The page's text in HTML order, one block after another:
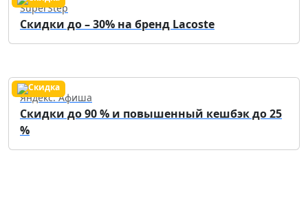
SuperStep
Скидки до – 30% на бренд Lacoste
Яндекс. Афиша
Скидки до 90 % и повышенный кешбэк до 25
%